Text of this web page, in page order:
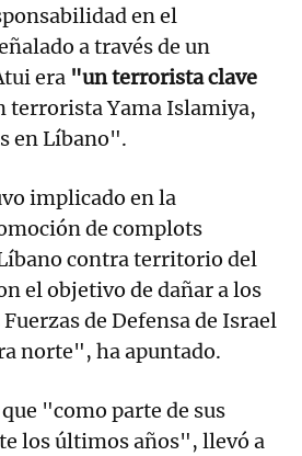
en el
a través de un
era "un terrorista clave
terrorista Yama Islamiya,
en Líbano".
implicado en la
de complots
contra territorio del
el objetivo de dañar a los
de Defensa de Israel
norte", ha apuntado.
"como parte de sus
los últimos años", llevó a